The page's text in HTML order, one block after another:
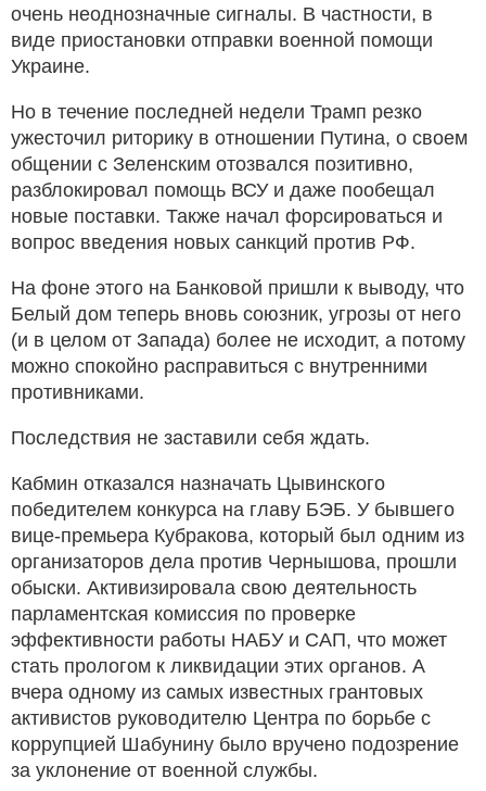
очень неоднозначные сигналы. В частности, в
виде приостановки отправки военной помощи
Украине.
Но в течение последней недели Трамп резко
ужесточил риторику в отношении Путина, о своем
общении с Зеленским отозвался позитивно,
разблокировал помощь ВСУ и даже пообещал
новые поставки. Также начал форсироваться и
вопрос введения новых санкций против РФ.
На фоне этого на Банковой пришли к выводу, что
Белый дом теперь вновь союзник, угрозы от него
(и в целом от Запада) более не исходит, а потому
можно спокойно расправиться с внутренними
противниками.
Последствия не заставили себя ждать.
Кабмин отказался назначать Цывинского
победителем конкурса на главу БЭБ. У бывшего
вице-премьера Кубракова, который был одним из
организаторов дела против Чернышова, прошли
обыски. Активизировала свою деятельность
парламентская комиссия по проверке
эффективности работы НАБУ и САП, что может
стать прологом к ликвидации этих органов. А
вчера одному из самых известных грантовых
активистов руководителю Центра по борьбе с
коррупцией Шабунину было вручено подозрение
за уклонение от военной службы.